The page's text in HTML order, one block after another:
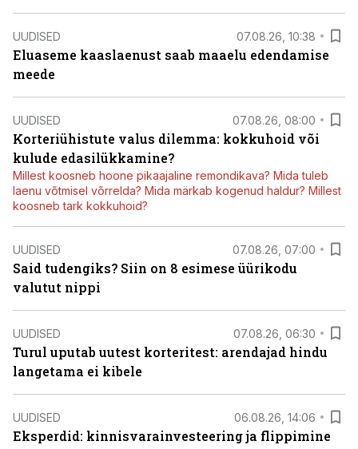
UUDISED 07.08.26, 10:38
Eluaseme kaaslaenust saab maaelu edendamise
meede
UUDISED 07.08.26, 08:00
Korteriühistute valus dilemma: kokkuhoid või
kulude edasilükkamine?
Millest koosneb hoone pikaajaline remondikava? Mida tuleb
laenu võtmisel võrrelda? Mida märkab kogenud haldur? Millest
koosneb tark kokkuhoid?
UUDISED 07.08.26, 07:00
Said tudengiks? Siin on 8 esimese üürikodu
valutut nippi
UUDISED 07.08.26, 06:30
Turul uputab uutest korteritest: arendajad hindu
langetama ei kibele
UUDISED 06.08.26, 14:06
Eksperdid: kinnisvarainvesteering ja flippimine